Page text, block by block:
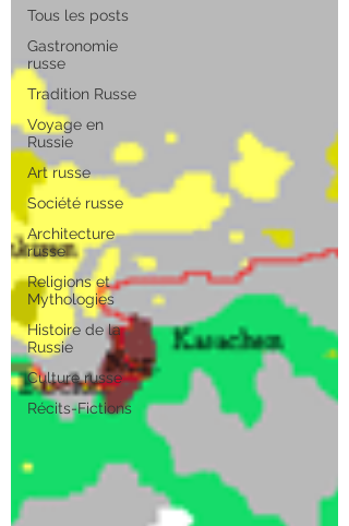
Tous les posts
Gastronomie
russe
Tradition Russe
Voyage en
Russie
Art russe
Société russe
Architecture
russe
Religions et
Mythologies
Histoire de la
Russie
Culture russe
Récits-Fictions